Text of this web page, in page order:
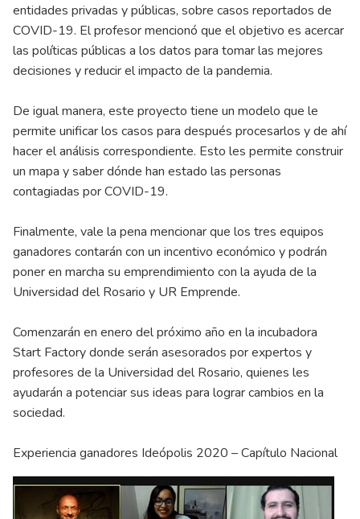
entidades privadas y públicas, sobre casos reportados de
COVID-19. El profesor mencionó que el objetivo es acercar
las políticas públicas a los datos para tomar las mejores
decisiones y reducir el impacto de la pandemia.
De igual manera, este proyecto tiene un modelo que le
permite unificar los casos para después procesarlos y de ahí
hacer el análisis correspondiente. Esto les permite construir
un mapa y saber dónde han estado las personas
contagiadas por COVID-19.
Finalmente, vale la pena mencionar que los tres equipos
ganadores contarán con un incentivo económico y podrán
poner en marcha su emprendimiento con la ayuda de la
Universidad del Rosario y UR Emprende.
Comenzarán en enero del próximo año en la incubadora
Start Factory donde serán asesorados por expertos y
profesores de la Universidad del Rosario, quienes les
ayudarán a potenciar sus ideas para lograr cambios en la
sociedad.
Experiencia ganadores Ideópolis 2020 – Capítulo Nacional